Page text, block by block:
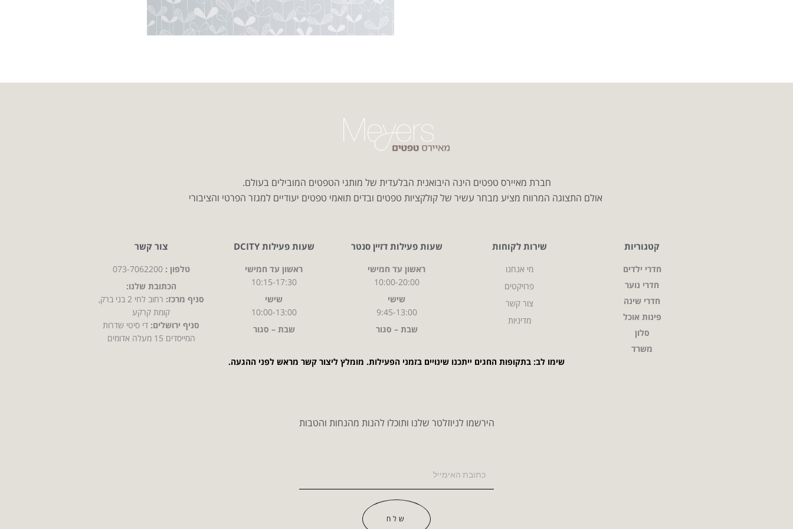
חברת מאיירס טפטים הינה היבואנית הבלעדית של מותגי הטפטים המובילים בעולם.
אולם התצוגה המרווח מציע מבחר עשיר של קולקציות טפטים ובדים תואמי טפטים יעודיים למגזר הפרטי והציבורי
קטגוריות
חדרי ילדים
חדרי נוער
חדרי שינה
פינות אוכל
סלון
משרד
שירות לקוחות
מי אנחנו
פרויקטים
צור קשר
מדיניות
שעות פעילות דזיין סנטר
ראשון עד חמישי
10:00-20:00
שישי
9:45-13:00
שבת – סגור
שעות פעילות DCITY
ראשון עד חמישי
10:15-17:30
שישי
10:00-13:00
שבת – סגור
צור קשר
טלפון : 073-7062200
הכתובת שלנו:
סניף מרכז:
רחוב לחי 2 בני ברק,
קומת קרקע
סניף ירושלים: די סיטי שדרות
המייסדים 15 מעלה אדומים
שימו לב: בתקופות החגים ייתכנו שינויים בזמני הפעילות. מומלץ ליצור קשר מראש לפני ההגעה.
הירשמו לניוזלטר שלנו ותוכלו להנות מהנחות והטבות
שלח